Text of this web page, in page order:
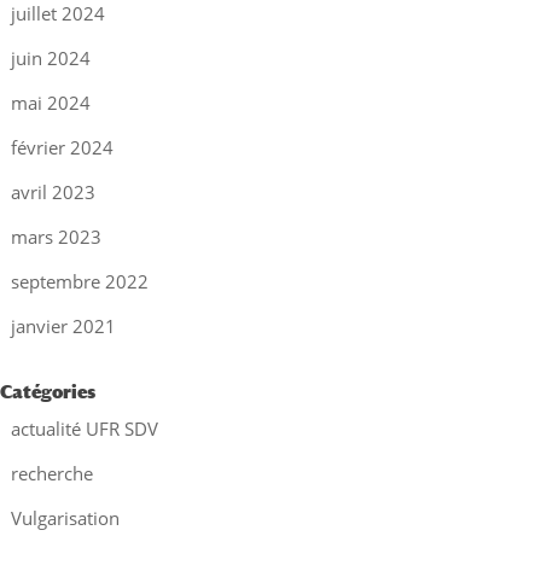
juillet 2024
juin 2024
mai 2024
février 2024
avril 2023
mars 2023
septembre 2022
janvier 2021
Catégories
actualité UFR SDV
recherche
Vulgarisation